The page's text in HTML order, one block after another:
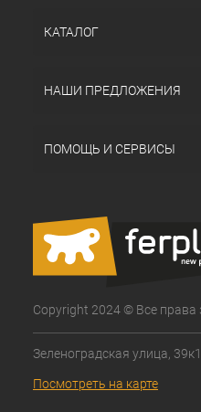
КАТАЛОГ
НАШИ ПРЕДЛОЖЕНИЯ
ПОМОЩЬ И СЕРВИСЫ
Copyright 2024 © Все
Зеленоградская улица,
Посмотреть на карте